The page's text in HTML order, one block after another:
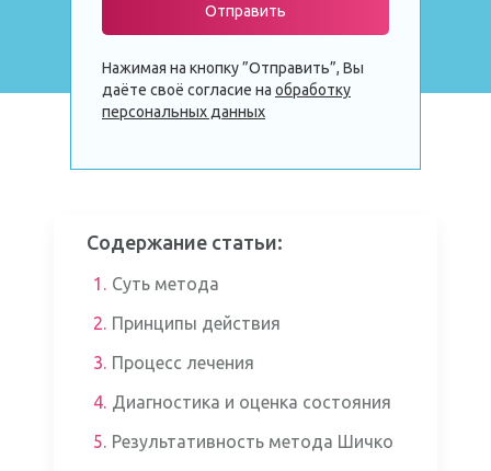
Отправить
Нажимая на кнопку ”Отправить”, Вы
даёте своё согласие на обработку
персональных данных
Содержание статьи:
1. Суть метода
2. Принципы действия
3. Процесс лечения
4. Диагностика и оценка состояния
5. Результативность метода Шичко